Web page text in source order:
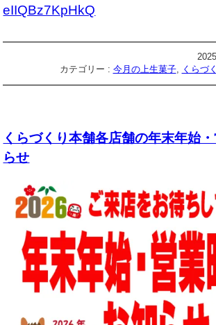
eIIQBz7KpHkQ
カテゴリー : 今月の上生菓子, くらづ
くらづくり本舗各店舗の年末年始
らせ